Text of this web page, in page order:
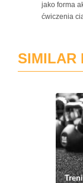
jako forma
ćwiczenia
SIMILAR